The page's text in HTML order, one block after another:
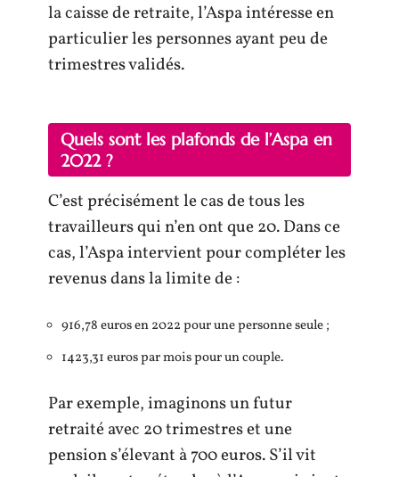
la caisse de retraite, l’Aspa intéresse en
particulier les personnes ayant peu de
trimestres validés.
Quels sont les plafonds de l’Aspa en
2022 ?
C’est précisément le cas de tous les
travailleurs qui n’en ont que 20. Dans ce
cas, l’Aspa intervient pour compléter les
revenus dans la limite de :
916,78 euros en 2022 pour une personne seule ;
1423,31 euros par mois pour un couple.
Par exemple, imaginons un futur
retraité avec 20 trimestres et une
pension s’élevant à 700 euros. S’il vit